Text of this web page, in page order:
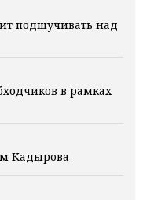
подшучивать над
в рамках
Кадырова